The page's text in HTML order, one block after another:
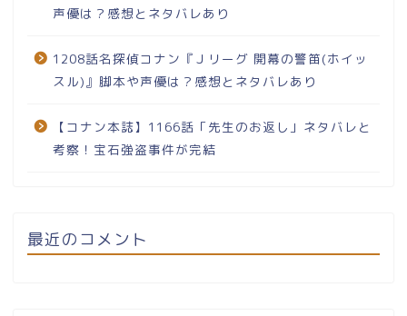
声優は？感想とネタバレあり
1208話名探偵コナン『Ｊリーグ 開幕の警笛(ホイッ
スル)』脚本や声優は？感想とネタバレあり
【コナン本誌】1166話「先生のお返し」ネタバレと
考察！宝石強盗事件が完結
最近のコメント